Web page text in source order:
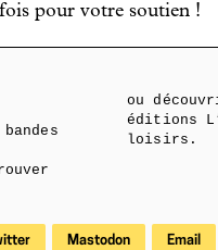
pour votre soutien !
ou
éditions
loisirs.
Mastodon Email